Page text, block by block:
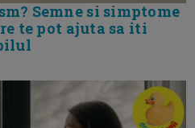
Semne si simptome
te pot ajuta sa iti